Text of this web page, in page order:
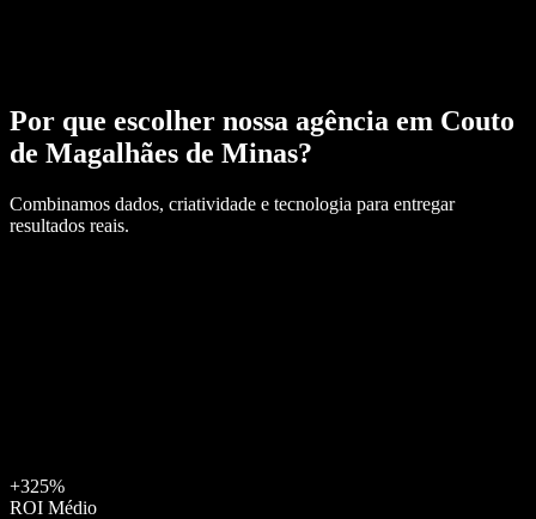
Por que escolher nossa agência em Couto
de Magalhães de Minas?
Combinamos dados, criatividade e tecnologia para entregar
resultados reais.
+325%
ROI Médio